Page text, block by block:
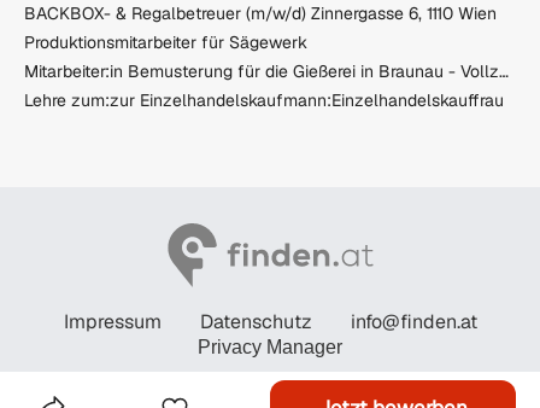
BACKBOX- & Regalbetreuer (m/w/d) Zinnergasse 6, 1110 Wien
Produktionsmitarbeiter für Sägewerk
Mitarbeiter:in Bemusterung für die Gießerei in Braunau - Vollzeit (m/w/d)
Lehre zum:zur Einzelhandelskaufmann:Einzelhandelskauffrau
Impressum Datenschutz info@finden.at
Privacy Manager
© STANDARD Verlagsgesellschaft m.b.H. 2026